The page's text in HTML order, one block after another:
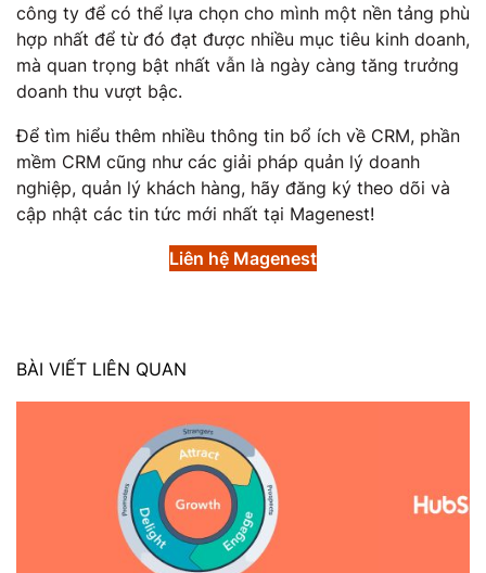
công ty để có thể lựa chọn cho mình một nền tảng phù
hợp nhất để từ đó đạt được nhiều mục tiêu kinh doanh,
mà quan trọng bật nhất vẫn là ngày càng tăng trưởng
doanh thu vượt bậc.
Để tìm hiểu thêm nhiều thông tin bổ ích về CRM, phần
mềm CRM cũng như các giải pháp quản lý doanh
nghiệp, quản lý khách hàng, hãy đăng ký theo dõi và
cập nhật các tin tức mới nhất tại Magenest!
Liên hệ Magenest
BÀI VIẾT LIÊN QUAN